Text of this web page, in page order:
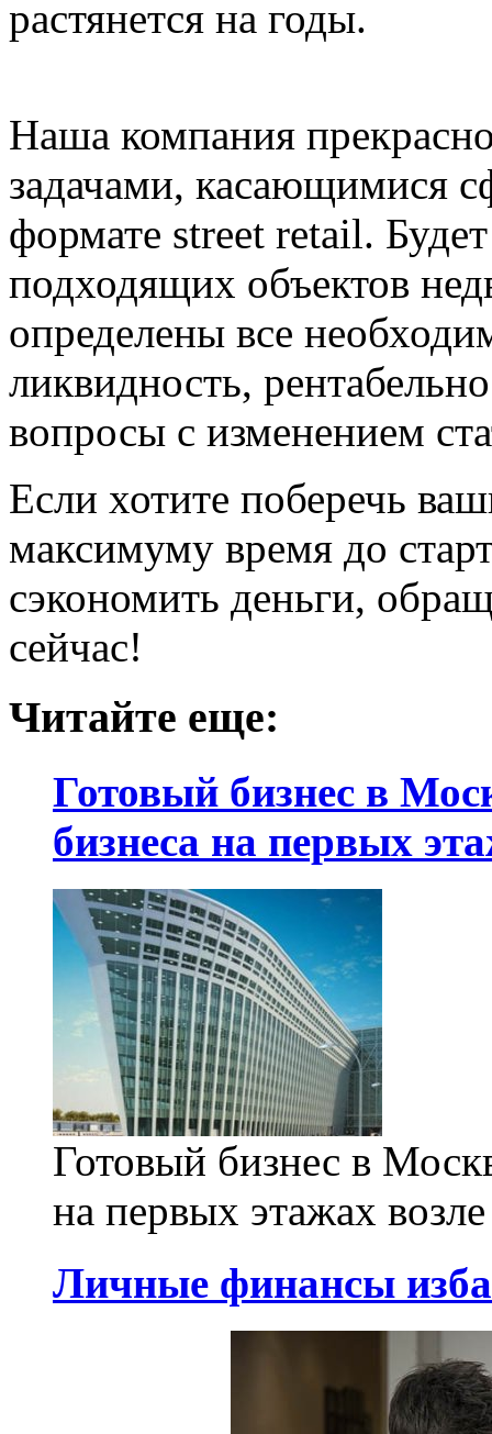
растянется на годы.
Наша компания
задачами, касающимися
формате street retail.
подходящих объектов
определены все
ликвидность,
вопросы с изменением
Если хотите поберечь
максимуму время до
сэкономить деньги,
сейчас!
Читайте еще:
Готовый бизнес в
бизнеса на первых
Готовый бизнес в
на первых этажах
Личные финансы